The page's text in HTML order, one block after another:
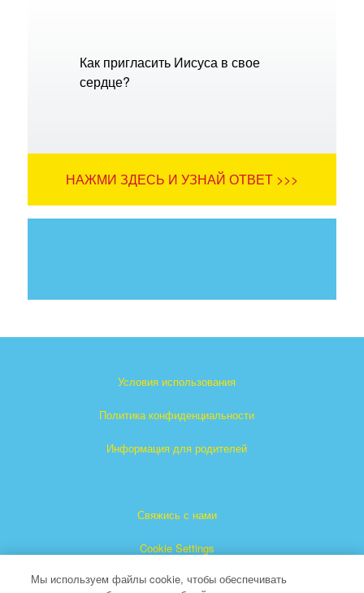
Как пригласить Иисуса в свое
сердце?
НАЖМИ ЗДЕСЬ И УЗНАЙ ОТВЕТ >>>
Условия использования
Политика конфиденциальности
Информация для родителей
Свяжись с нами
Cookie Settings
Мы используем файлы cookie, чтобы обеспечивать